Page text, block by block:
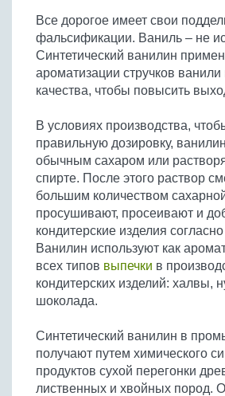
Яйца
Крупы
Все дорогое имеет свои
фальсификации. Ваниль – не
Синтетический ванилин
ароматизации стручков ванили
качества, чтобы повысить
В условиях производства,
правильную дозировку,
обычным сахаром или
спирте. После этого раствор
большим количеством
просушивают, просеивают и
кондитерские изделия
Ванилин используют как
всех типов выпечки в
кондитерских изделий: халвы,
шоколада.
Синтетический ванилин в
получают путем химического
продуктов сухой перегонки
лиственных и хвойных пород.